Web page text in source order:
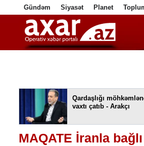
Gündəm Siyasət Planet
Qardaşlığı
vaxtı çatıb - Arakçı
MAQATE İranla